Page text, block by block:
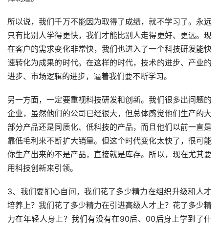
所以说，我们千万不能因为取得了成绩，就不学习了。永远
只有比别人学得更快，我们才能比别人走得更好、更远。现
在客户的需求变化非常快，我们也进入了一个科技研发能快
速转化为成果的时代。在这样的时代，技术的进步、产业的
进步、市场逻辑的进步，逼着我们要不断学习。
另一方面，一定要重视科技研发和创新。我们很多出问题的
企业，虽然他们的公司已经很大，但总体感觉他们生产的大
部分产品还是同质化、低科技的产品，而且他们以前一直是
靠低毛利来不断扩大销量。但这个时代变化太快了，很可能
你生产出来的不是产品，直接就是库存。所以，现在尤其要
用科技创新来引领。
3、我们要扪心自问，我们花了多少精力在组织升级和人才
培养上？我们花了多少精力在引进高级人才上？花了多少精
力在年轻人身上？我们有没有在90后、00后身上学到了什